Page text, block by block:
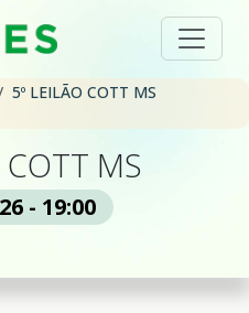
5º LEILÃO COTT MS
COTT MS
- 19:00